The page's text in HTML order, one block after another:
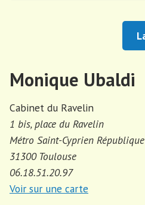
Monique Ubaldi
Cabinet du Ravelin
1 bis, place du Ravelin
Métro Saint-Cyprien République
31300 Toulouse
06.18.51.20.97
Voir sur une carte